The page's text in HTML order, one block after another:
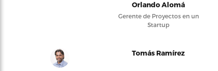
Orlando Alomá
Gerente de Proyectos en un
Startup
Tomás Ramírez